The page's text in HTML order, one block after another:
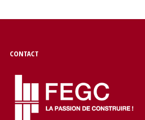
CONTACT